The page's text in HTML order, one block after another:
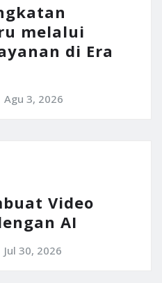
melalui
di Era
Agu 3, 2026
Video
AI
Jul 30, 2026